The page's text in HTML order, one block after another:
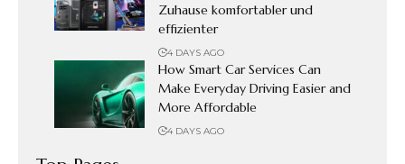
Zuhause komfortabler und
effizienter
4 DAYS AGO
How Smart Car Services Can
Make Everyday Driving Easier and
More Affordable
4 DAYS AGO